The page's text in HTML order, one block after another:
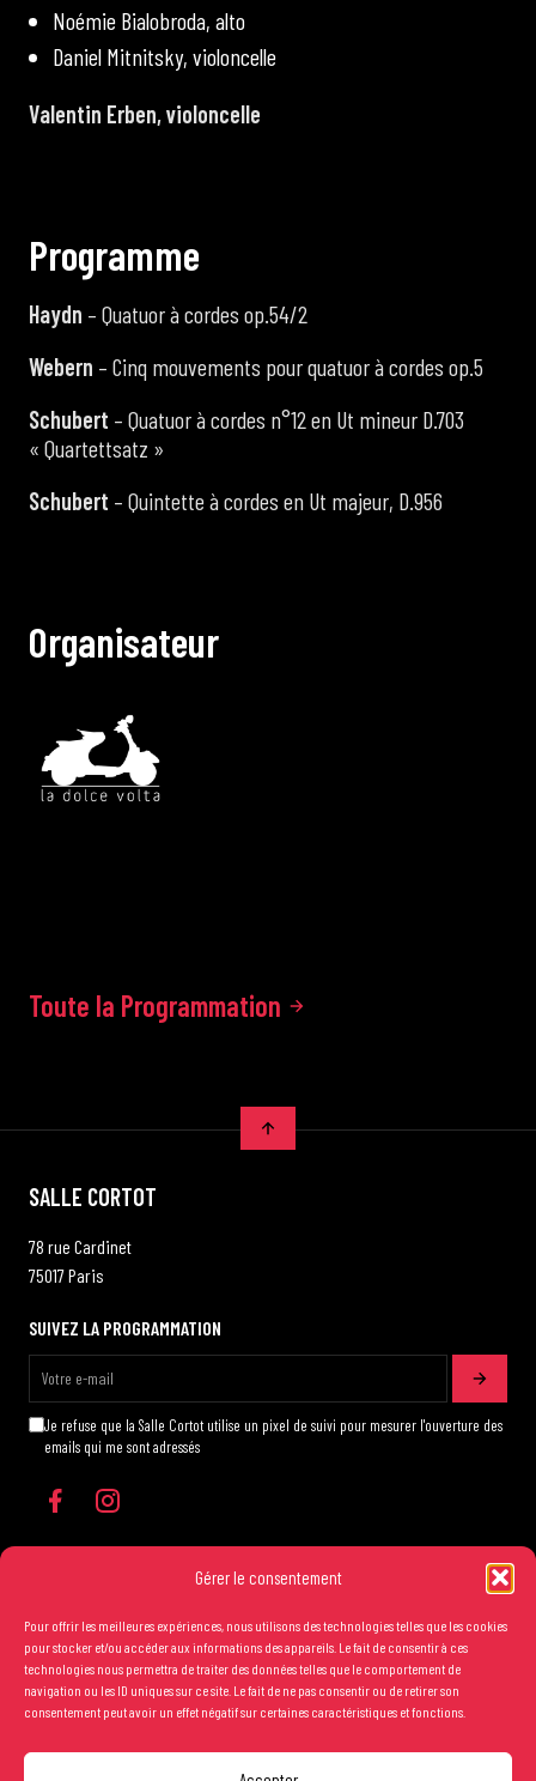
Gérer le consentement
Pour offrir les meilleures expériences, nous utilisons des technologies telles que les cookies
pour stocker et/ou accéder aux informations des appareils. Le fait de consentir à ces
technologies nous permettra de traiter des données telles que le comportement de
navigation ou les ID uniques sur ce site. Le fait de ne pas consentir ou de retirer son
consentement peut avoir un effet négatif sur certaines caractéristiques et fonctions.
Noémie Bialobroda, alto
Daniel Mitnitsky, violoncelle
Valentin Erben, violoncelle
Programme
Haydn – Quatuor à cordes op.54/2
Webern – Cinq mouvements pour quatuor à cordes op.5
Schubert – Quatuor à cordes n°12 en Ut mineur D.703
« Quartettsatz »
Schubert – Quintette à cordes en Ut majeur, D.956
Organisateur
Toute la Programmation
Carré Or : 45€
SALLE CORTOT
78 rue Cardinet
75017 Paris
SUIVEZ LA PROGRAMMATION
Je refuse que la Salle Cortot utilise un pixel de suivi pour mesurer l'ouverture des
emails qui me sont adressés
Les conditions générales de vente
Mentions légales
Crédits